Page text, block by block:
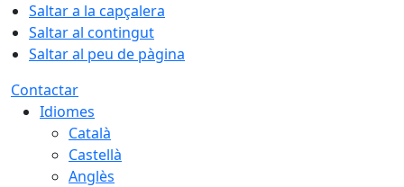
Saltar a la capçalera
Saltar al contingut
Saltar al peu de pàgina
Contactar
Idiomes
Català
Castellà
Anglès